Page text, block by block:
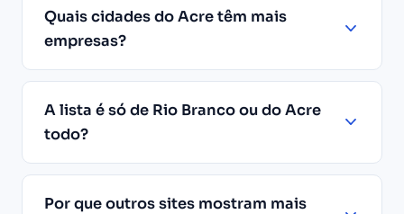
Quais cidades do Acre têm mais
empresas?
A lista é só de Rio Branco ou do Acre
todo?
Por que outros sites mostram mais